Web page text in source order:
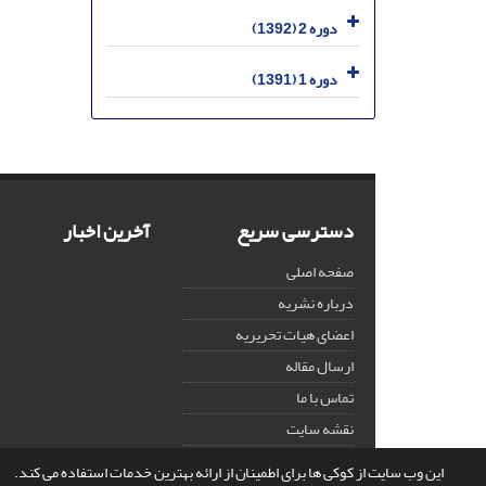
این وب سایت از کوکی ها برای اطمینان از ارائه بهترین خدمات استفاده می کند.
دوره 2 (1392)
دوره 1 (1391)
دسترسی سریع
صفحه اصلی
درباره نشریه
اعضای هیات تحریریه
ارسال مقاله
تماس با ما
نقشه سایت
آخرین اخبار